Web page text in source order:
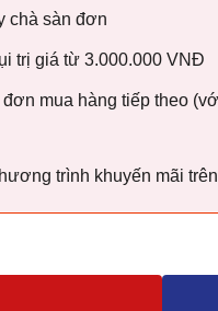
chà sàn đơn
trị giá từ 3.000.000 VNĐ
mua hàng tiếp theo
trình khuyến mãi trên